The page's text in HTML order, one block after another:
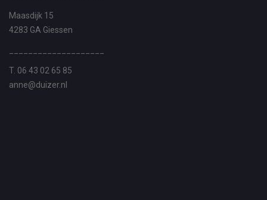
Maasdijk 15
4283 GA Giessen
T. 06 43 02 65 85
anne@duizer.nl